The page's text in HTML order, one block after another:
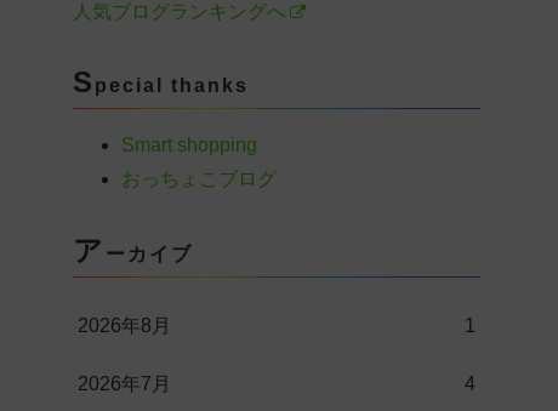
人気ブログランキングへ
S pecial thanks
Smart shopping
おっちょこブログ
ア ーカイブ
2026年8月 1
2026年7月 4